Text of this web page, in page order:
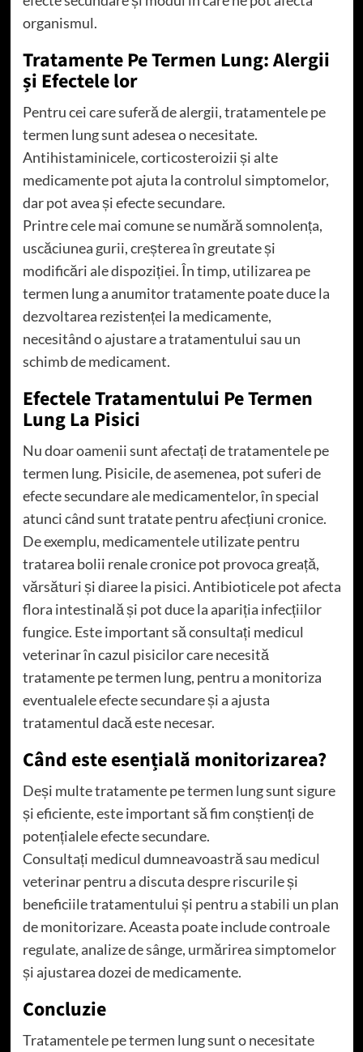
organismul.
Tratamente Pe Termen Lung: Alergii
și Efectele lor
Pentru cei care suferă de alergii, tratamentele pe
termen lung sunt adesea o necesitate.
Antihistaminicele, corticosteroizii și alte
medicamente pot ajuta la controlul simptomelor,
dar pot avea și efecte secundare.
Printre cele mai comune se numără somnolența,
uscăciunea gurii, creșterea în greutate și
modificări ale dispoziției. În timp, utilizarea pe
termen lung a anumitor tratamente poate duce la
dezvoltarea rezistenței la medicamente,
necesitând o ajustare a tratamentului sau un
schimb de medicament.
Efectele Tratamentului Pe Termen
Lung La Pisici
Nu doar oamenii sunt afectați de tratamentele pe
termen lung. Pisicile, de asemenea, pot suferi de
efecte secundare ale medicamentelor, în special
atunci când sunt tratate pentru afecțiuni cronice.
De exemplu, medicamentele utilizate pentru
tratarea bolii renale cronice pot provoca greață,
vărsături și diaree la pisici. Antibioticele pot afecta
flora intestinală și pot duce la apariția infecțiilor
fungice. Este important să consultați medicul
veterinar în cazul pisicilor care necesită
tratamente pe termen lung, pentru a monitoriza
eventualele efecte secundare și a ajusta
tratamentul dacă este necesar.
Când este esențială monitorizarea?
Deși multe tratamente pe termen lung sunt sigure
și eficiente, este important să fim conștienți de
potențialele efecte secundare.
Consultați medicul dumneavoastră sau medicul
veterinar pentru a discuta despre riscurile și
beneficiile tratamentului și pentru a stabili un plan
de monitorizare. Aceasta poate include controale
regulate, analize de sânge, urmărirea simptomelor
și ajustarea dozei de medicamente.
Concluzie
Tratamentele pe termen lung sunt o necesitate